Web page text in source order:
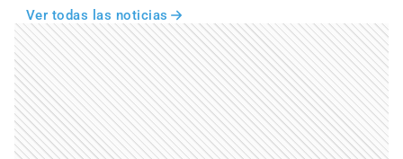
Ver todas las noticias